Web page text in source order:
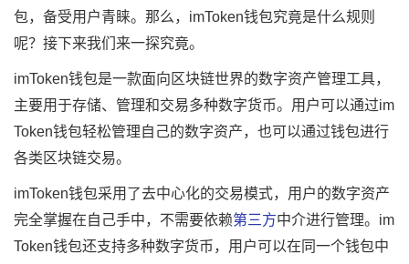
包，备受用户青睐。那么，imToken钱包究竟是什么规则
呢？接下来我们来一探究竟。
imToken钱包是一款面向区块链世界的数字资产管理工具，
主要用于存储、管理和交易多种数字货币。用户可以通过im
Token钱包轻松管理自己的数字资产，也可以通过钱包进行
各类区块链交易。
imToken钱包采用了去中心化的交易模式，用户的数字资产
完全掌握在自己手中，不需要依赖第三方中介进行管理。im
Token钱包还支持多种数字货币，用户可以在同一个钱包中